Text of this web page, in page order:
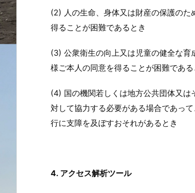
(2) 人の生命、身体又は財産の保護の
得ることが困難であるとき
(3) 公衆衛生の向上又は児童の健全な
様ご本人の同意を得ることが困難である
(4) 国の機関若しくは地方公共団体又は
対して協力する必要がある場合であっ
行に支障を及ぼすおそれがあるとき
4. アクセス解析ツール